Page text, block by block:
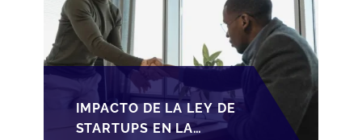
IMPACTO DE LA LEY DE
STARTUPS EN LA